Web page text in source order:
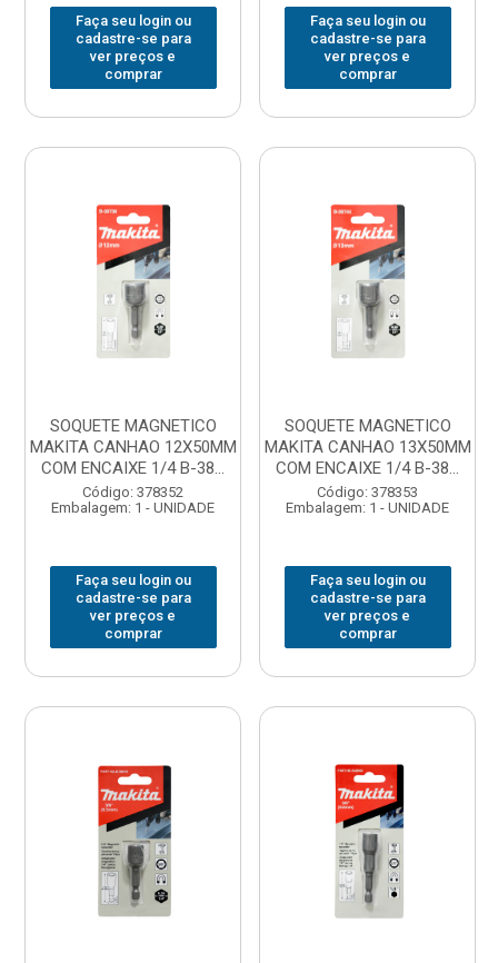
Faça seu login ou
cadastre-se para
ver preços e
comprar
Faça seu login ou
cadastre-se para
ver preços e
comprar
SOQUETE MAGNETICO
MAKITA CANHAO 12X50MM
COM ENCAIXE 1/4 B-38...
Código: 378352
Embalagem: 1 - UNIDADE
Faça seu login ou
cadastre-se para
ver preços e
comprar
SOQUETE MAGNETICO
MAKITA CANHAO 13X50MM
COM ENCAIXE 1/4 B-38...
Código: 378353
Embalagem: 1 - UNIDADE
Faça seu login ou
cadastre-se para
ver preços e
comprar